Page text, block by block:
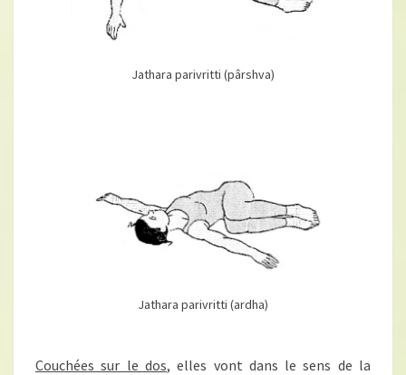
Jathara parivritti (pârshva)
Jathara parivritti (ardha)
Couchées sur le dos, elles vont dans le sens de la